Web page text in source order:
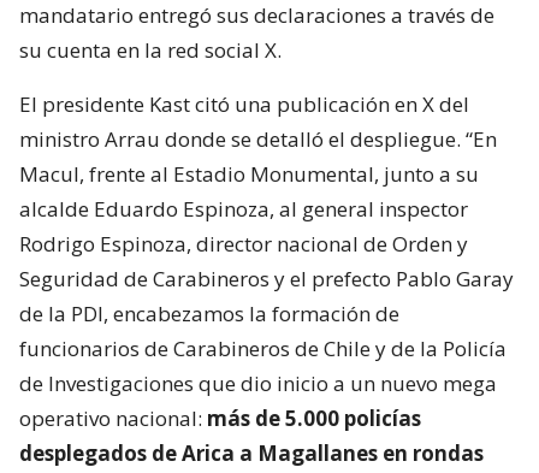
mandatario entregó sus declaraciones a través de
su cuenta en la red social X.
El presidente Kast citó una publicación en X del
ministro Arrau donde se detalló el despliegue. “En
Macul, frente al Estadio Monumental, junto a su
alcalde Eduardo Espinoza, al general inspector
Rodrigo Espinoza, director nacional de Orden y
Seguridad de Carabineros y el prefecto Pablo Garay
de la PDI, encabezamos la formación de
funcionarios de Carabineros de Chile y de la Policía
de Investigaciones que dio inicio a un nuevo mega
operativo nacional: más de 5.000 policías
desplegados de Arica a Magallanes en rondas